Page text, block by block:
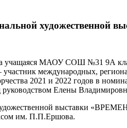
учащаяся МАОУ СОШ №31 9А
международных,
2021 и 2022 годов в
руководством Елены
выставки
им. П.П.Ершова.